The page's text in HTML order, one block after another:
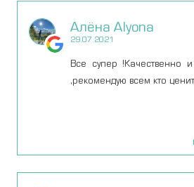
Алёна Alyona
29.07.2021
Все супер !Качественно
,рекомендую всем кто